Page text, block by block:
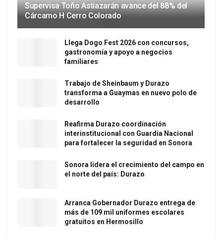
Supervisa Toño Astiazarán avance del 88% del
Cárcamo H Cerro Colorado
Llega Dogo Fest 2026 con concursos,
gastronomía y apoyo a negocios
familiares
Trabajo de Sheinbaum y Durazo
transforma a Guaymas en nuevo polo de
desarrollo
Reafirma Durazo coordinación
interinstitucional con Guardia Nacional
para fortalecer la seguridad en Sonora
Sonora lidera el crecimiento del campo en
el norte del país: Durazo
Arranca Gobernador Durazo entrega de
más de 109 mil uniformes escolares
gratuitos en Hermosillo